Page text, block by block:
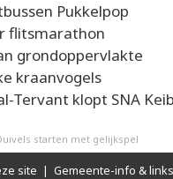
Pukkelpop
flitsmarathon
grondoppervlakte
kraanvogels
Tervant klopt SNA
starten met gelijkspel
site | Gemeente-info & links